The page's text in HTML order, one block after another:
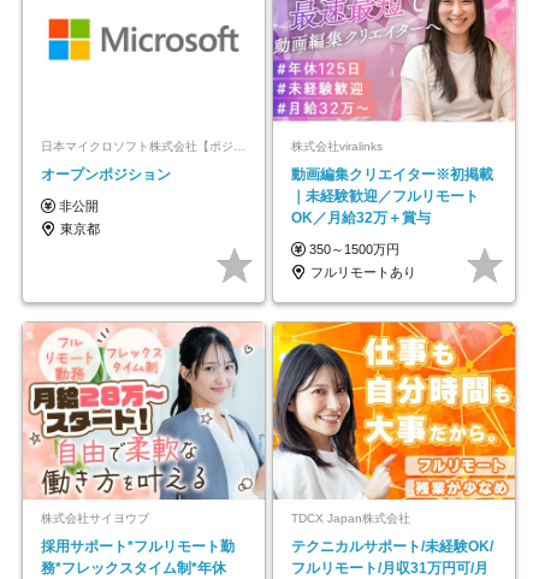
日本マイクロソフト株式会社【ポジションマッチ登録】
オープンポジション
非公開
東京都
株式会社viralinks
動画編集クリエイター※初掲載
｜未経験歓迎／フルリモート
OK／月給32万＋賞与
350～1500万円
フルリモートあり
株式会社サイヨウブ
採用サポート*フルリモート勤
務*フレックスタイム制*年休
TDCX Japan株式会社
テクニカルサポート/未経験OK/
フルリモート/月収31万円可/月